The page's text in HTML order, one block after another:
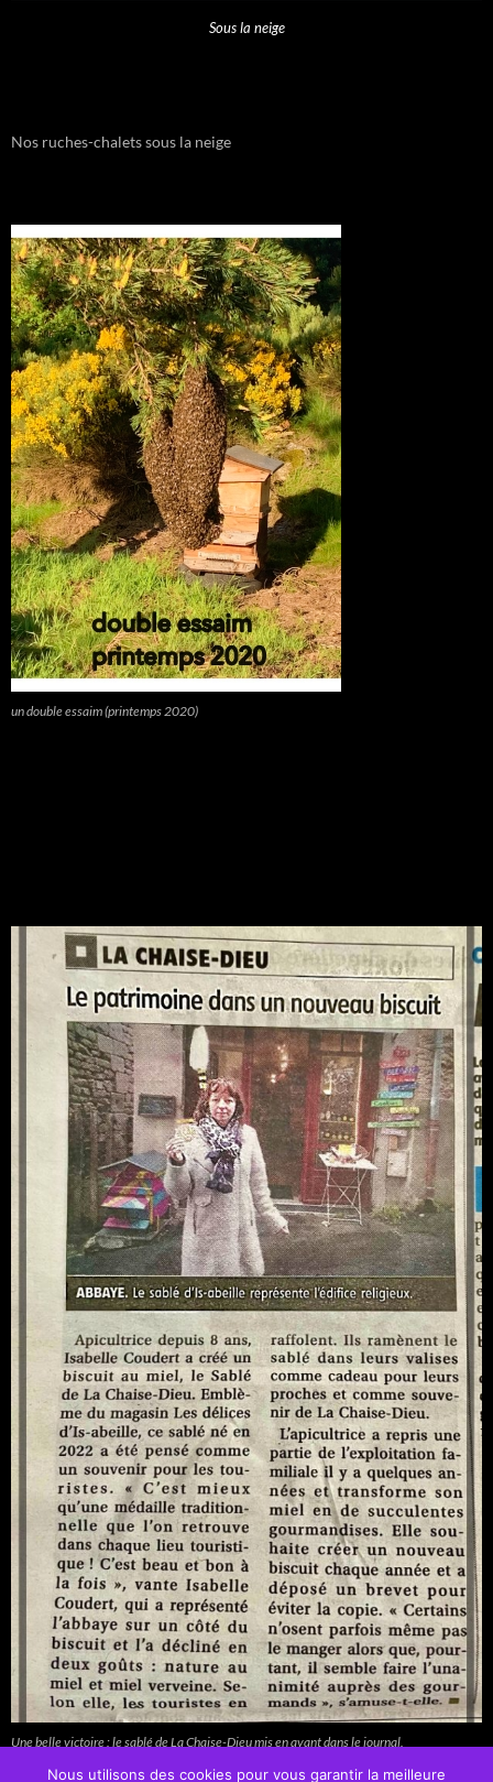
Sous la neige
Nos ruches-chalets sous la neige
un double essaim (printemps 2020)
Une belle victoire : le sablé de La Chaise-Dieu mis en avant dans le journal.
Nous utilisons des cookies pour vous garantir la meilleure